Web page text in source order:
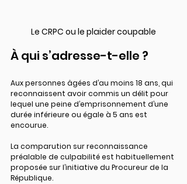
Le CRPC ou le plaider coupable
À qui s’adresse-t-elle ?
Aux personnes âgées d’au moins 18 ans, qui
reconnaissent avoir commis un délit pour
lequel une peine d’emprisonnement d’une
durée inférieure ou égale à 5 ans est
encourue.
La comparution sur reconnaissance
préalable de culpabilité est habituellement
proposée sur l’initiative du Procureur de la
République.